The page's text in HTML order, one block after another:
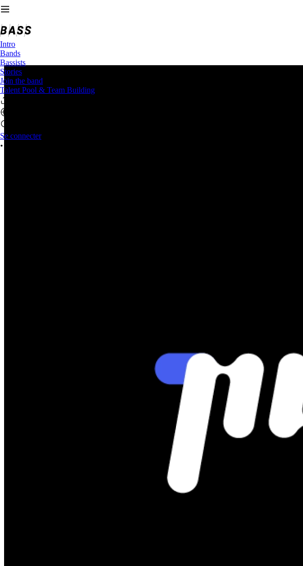
Intro
Bands
Bassists
Stories
Join the band
Talent Pool & Team Building
Se connecter